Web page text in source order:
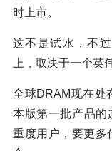
时上市。
这不是试水，不
上，取决于一个英
全球DRAM现在处
本版第一批产品的
重度用户，要更多